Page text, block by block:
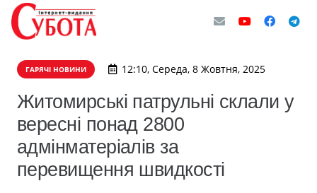
ГАРЯЧІ НОВИНИ 12:10, Середа, 8 Жовтня, 2025
Житомирські патрульні склали у
вересні понад 2800
адмінматеріалів за
перевищення швидкості